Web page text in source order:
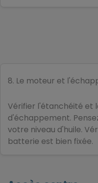
8. Le moteur et
Vérifier l'étanchéité et
d'échappement.
votre niveau d'huile.
batterie est bien fixée.